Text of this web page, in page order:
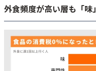
外食頻度が高い層も「味